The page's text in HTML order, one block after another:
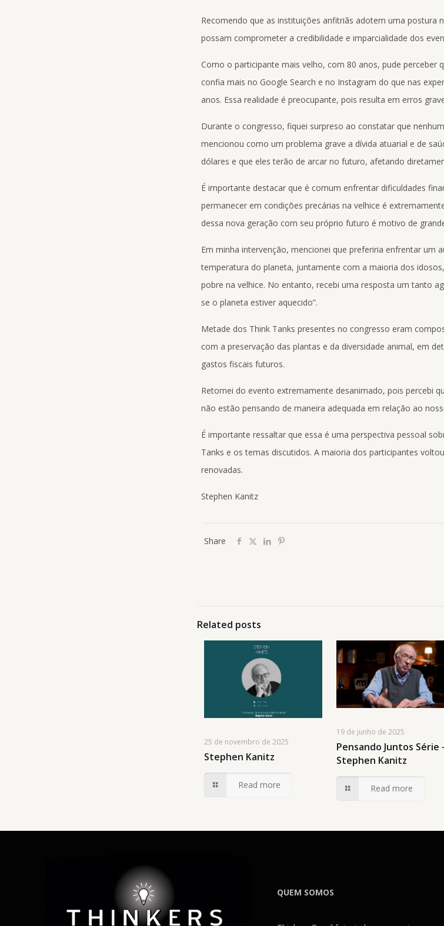
Recomendo que as instituições anfitriãs adotem uma postura
possam comprometer a credibilidade e imparcialidade dos
Como o participante mais velho, com 80 anos, pude perceber
confia mais no Google Search e no Instagram do que nas
anos. Essa realidade é preocupante, pois resulta em erros
Durante o congresso, fiquei surpreso ao constatar que
mencionou como um problema grave a dívida atuarial e de
dólares e que eles terão de arcar no futuro, afetando
É importante destacar que é comum enfrentar dificuldades
permanecer em condições precárias na velhice é
dessa nova geração com seu próprio futuro é motivo de
Em minha intervenção, mencionei que preferiria enfrentar um
temperatura do planeta, juntamente com a maioria dos
pobre na velhice. No entanto, recebi uma resposta um tanto
se o planeta estiver aquecido”.
Metade dos Think Tanks presentes no congresso eram
com a preservação das plantas e da diversidade animal, em
gastos fiscais futuros.
Retornei do evento extremamente desanimado, pois percebi
não estão pensando de maneira adequada em relação ao
É importante ressaltar que essa é uma perspectiva pessoal
Tanks e os temas discutidos. A maioria dos participantes
renovadas.
Stephen Kanitz
Share
Related posts
25 de novembro de 2025
Stephen Kanitz
Read more
19 de junho de 2025
Pensando Juntos Série
Stephen Kanitz
Read more
QUEM SOMOS